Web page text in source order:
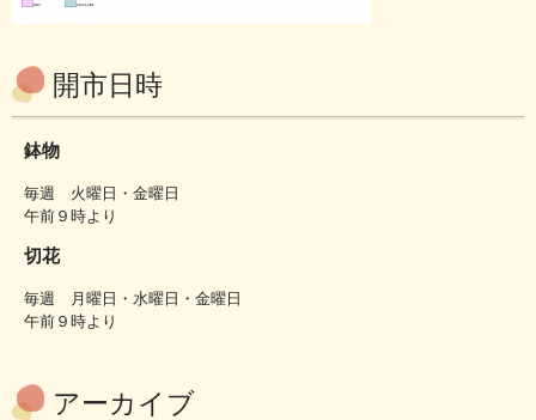
開市日時
鉢物
毎週 火曜日・金曜日
午前９時より
切花
毎週 月曜日・水曜日・金曜日
午前９時より
アーカイブ